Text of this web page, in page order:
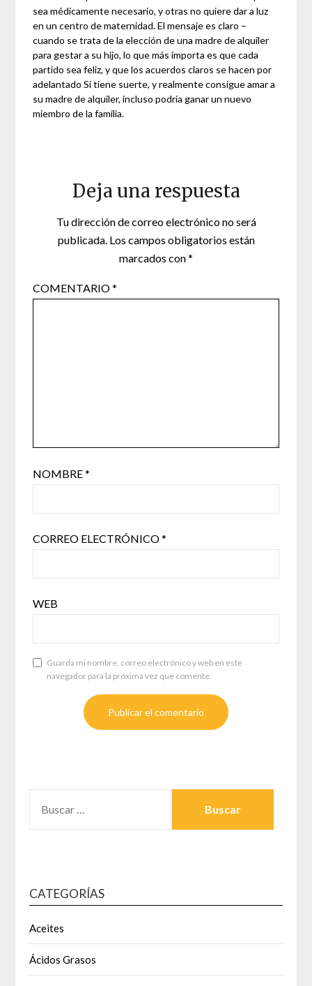
sea médicamente necesario, y otras no quiere dar a luz
en un centro de maternidad. El mensaje es claro –
cuando se trata de la elección de una madre de alquiler
para gestar a su hijo, lo que más importa es que cada
partido sea feliz, y que los acuerdos claros se hacen por
adelantado Si tiene suerte, y realmente consigue amar a
su madre de alquiler, incluso podría ganar un nuevo
miembro de la familia.
Deja una respuesta
Tu dirección de correo electrónico no será
publicada. Los campos obligatorios están
marcados con*
COMENTARIO*
NOMBRE*
CORREO ELECTRÓNICO*
WEB
Guarda mi nombre, correo electrónico y web en este
navegador para la próxima vez que comente.
CATEGORÍAS
Aceites
Ácidos Grasos